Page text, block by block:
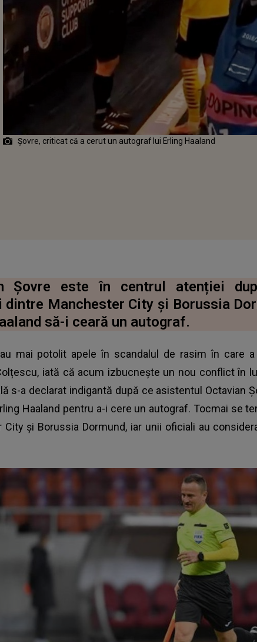
Șovre, criticat că a cerut un autograf lui Erling Haaland
Șovre este în centrul atenției
dintre Manchester City și Borussia
să-i ceară un autograf.
mai potolit apele în scandalul de rasim în care
, iată că acum izbucnește un nou conflict în
s-a declarat indigantă după ce asistentul Octavian
Haaland pentru a-i cere un autograf. Tocmai se
City și Borussia Dormund, iar unii oficiali au